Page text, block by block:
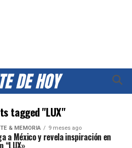
tagged "LUX"
& MEMORIA 9 meses ago
a México y revela inspiración en
“LUX»